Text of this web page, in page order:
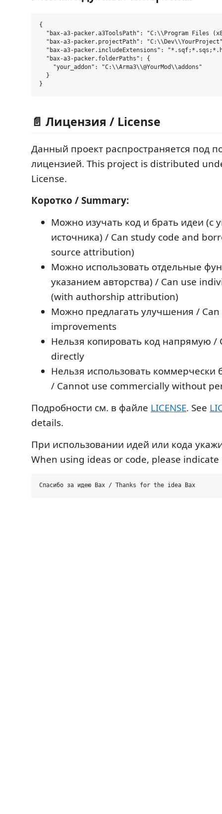
{
"bax-a3-packer.a3ToolsPath": "C:\\Program Files
"bax-a3-packer.projectPath":
"bax-a3-packer.includeExtensions":
  "bax-a3-packer.folderPaths": {
    "your_addon": "C:\\Arma3\\@YourMod\\addons"
  }
📄 Лицензия / License
Данный проект распространяется под
лицензией. This project is distributed
License.
Коротко / Summary:
Можно изучать код и брать идеи (с
источника) / Can study code and
source attribution)
Можно использовать отдельные
указанием авторства) / Can use
(with authorship attribution)
Можно предлагать улучшения /
improvements
Нельзя копировать код напрямую /
directly
Нельзя использовать коммерчески
/ Cannot use commercially without
Подробности см. в файле LICENSE. See
details.
При использовании идей или кода
When using ideas or code, please indicate